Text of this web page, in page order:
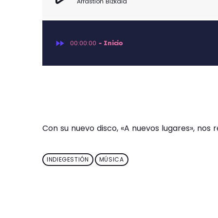
fast_forward 00:00:00 - Inicio
Con su nuevo disco, «A nuevos lugares»,
INDIEGESTIÓN MÚSICA